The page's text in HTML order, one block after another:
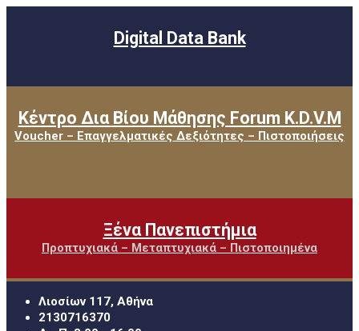
Digital Data Bank
Κέντρο Δια Βίου Μάθησης Forum K.D.V.M
Voucher – Επαγγελματικές Δεξιότητες – Πιστοποιήσεις
Ξένα Πανεπιστήμια
Προπτυχιακά – Μεταπτυχιακά – Πιστοποιημένα
Λιοσίων 117, Αθήνα
2130716370